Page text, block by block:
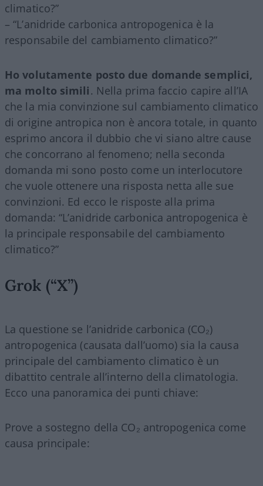
climatico?”
– “L’anidride carbonica antropogenica è la
responsabile del cambiamento climatico?”
Ho volutamente posto due domande semplici,
ma molto simili. Nella prima faccio capire all’IA
che la mia convinzione sul cambiamento climatico
di origine antropica non è ancora totale, in quanto
esprimo ancora il dubbio che vi siano altre cause
che concorrano al fenomeno; nella seconda
domanda mi sono posto come un interlocutore
che vuole ottenere una risposta netta alle sue
convinzioni. Ed ecco le risposte alla prima
domanda: “L’anidride carbonica antropogenica è
la principale responsabile del cambiamento
climatico?”
Grok (“X”)
La questione se l’anidride carbonica (CO₂)
antropogenica (causata dall’uomo) sia la causa
principale del cambiamento climatico è un
dibattito centrale all’interno della climatologia.
Ecco una panoramica dei punti chiave:
Prove a sostegno della CO₂ antropogenica come
causa principale: